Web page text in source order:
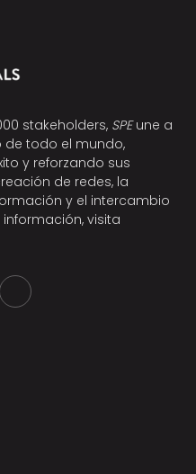
stakeholders, SPEune a
de todo el mundo,
y reforzando sus
de redes, la
y el intercambio
visita